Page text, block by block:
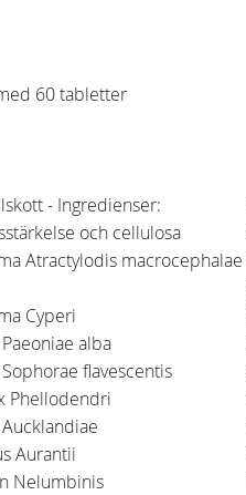
60 tabletter
- Ingredienser:
och cellulosa
Atractylodis macrocephalae
Cyperi
alba
flavescentis
Phellodendri
Aurantii
Nelumbinis